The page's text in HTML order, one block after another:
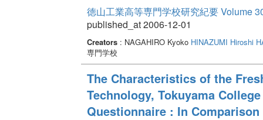
徳山工業高等専門学校研究紀要 Volume
published_at 2006-12-01
Creators: NAGAHIRO Kyoko HINAZUMI Hiroshi
専門学校
The Characteristics of the
Technology, Tokuyama
Questionnaire : In